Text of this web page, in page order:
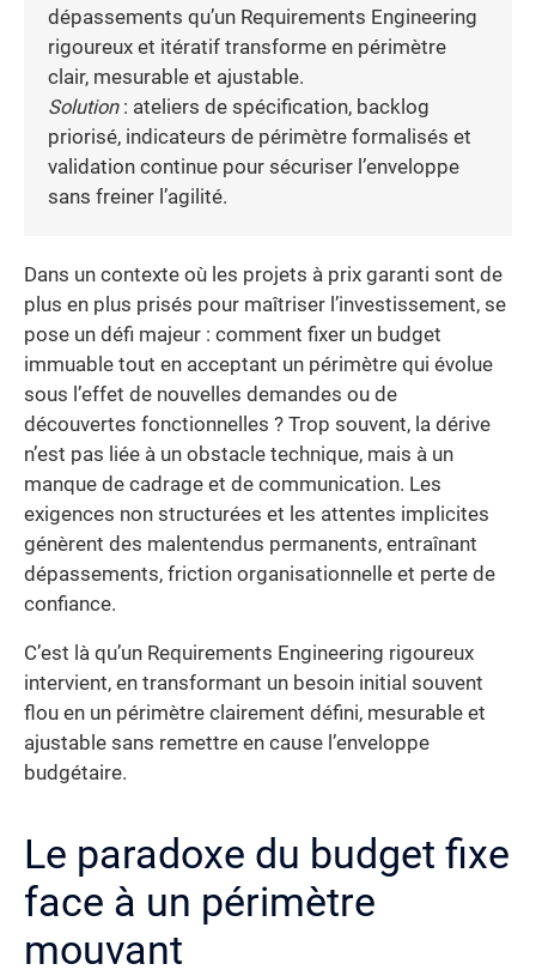
dépassements qu’un Requirements Engineering
rigoureux et itératif transforme en périmètre
clair, mesurable et ajustable.
Solution: ateliers de spécification, backlog
priorisé, indicateurs de périmètre formalisés et
validation continue pour sécuriser l’enveloppe
sans freiner l’agilité.
Dans un contexte où les projets à prix garanti sont de
plus en plus prisés pour maîtriser l’investissement, se
pose un défi majeur : comment fixer un budget
immuable tout en acceptant un périmètre qui évolue
sous l’effet de nouvelles demandes ou de
découvertes fonctionnelles ? Trop souvent, la dérive
n’est pas liée à un obstacle technique, mais à un
manque de cadrage et de communication. Les
exigences non structurées et les attentes implicites
génèrent des malentendus permanents, entraînant
dépassements, friction organisationnelle et perte de
confiance.
C’est là qu’un Requirements Engineering rigoureux
intervient, en transformant un besoin initial souvent
flou en un périmètre clairement défini, mesurable et
ajustable sans remettre en cause l’enveloppe
budgétaire.
Le paradoxe du budget fixe
face à un périmètre
mouvant